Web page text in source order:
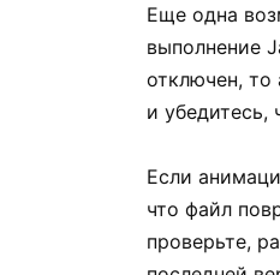
Еще одна
выполнение
отключен, то
и убедитесь,
Если
что файл
проверьте,